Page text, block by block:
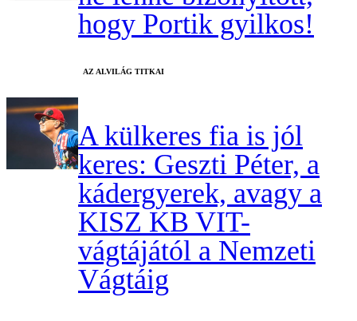
hogy Portik gyilkos!
AZ ALVILÁG TITKAI
A külkeres fia is jól
keres: Geszti Péter, a
kádergyerek, avagy a
KISZ KB VIT-
vágtájától a Nemzeti
Vágtáig